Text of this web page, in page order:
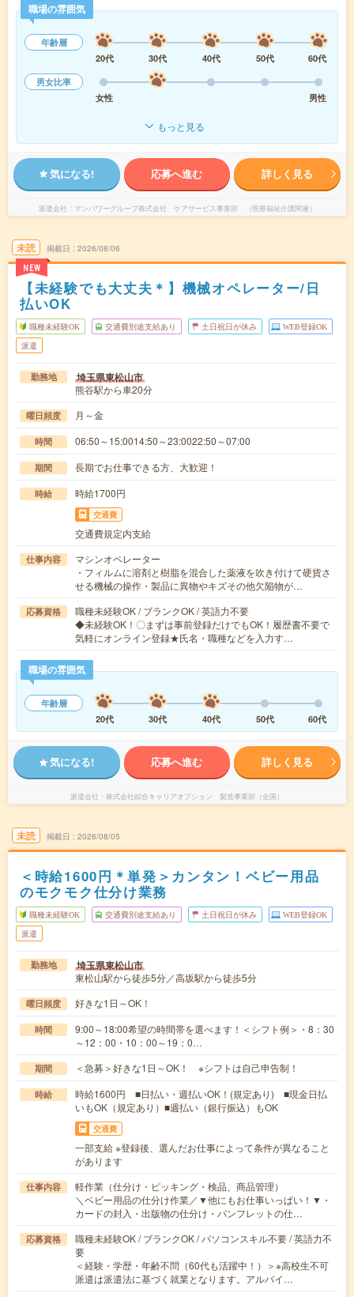
職場の雰囲気
年齢層
20代
30代 40代 50代
60代
男女比率
女性
男性
もっと見る
気になる! 応募へ進む 詳しく見る
派遣会社 マンパワーグループ株式会社 ケアサービス事業部 （医療福祉介護関連）
未読
NEW
掲載日 2026/08/06
【未経験でも大丈夫＊】機械オペレーター/日
払いOK
職種未経験OK 交通費別途支給あり 土日祝日が休み WEB登録OK
派遣
勤務地 埼玉県東松山市
熊谷駅から車20分
曜日頻度 月～金
時間 06:50～15:0014:50～23:0022:50～07:00
期間 長期でお仕事できる方、大歓迎！
時給 時給1700円
交通費
交通費規定内支給
仕事内容
マシンオペレーター
・フィルムに溶剤と樹脂を混合した薬液を吹き付けて硬貨さ
せる機械の操作・製品に異物やキズその他欠陥物が…
応募資格
職種未経験OK / ブランクOK / 英語力不要
◆未経験OK！〇まずは事前登録だけでもOK！履歴書不要で
気軽にオンライン登録★氏名・職種などを入力す…
職場の雰囲気
年齢層
20代
30代 40代 50代 60代
気になる! 応募へ進む 詳しく見る
派遣会社 株式会社綜合キャリアオプション 製造事業部（全国）
未読 掲載日 2026/08/05
＜時給1600円＊単発＞カンタン！ベビー用品
のモクモク仕分け業務
職種未経験OK 交通費別途支給あり 土日祝日が休み WEB登録OK
派遣
勤務地 埼玉県東松山市
東松山駅から徒歩5分／高坂駅から徒歩5分
曜日頻度 好きな1日～OK！
時間
9:00～18:00希望の時間帯を選べます！＜シフト例＞・8：30
～12：00・10：00～19：0…
期間 ＜急募＞好きな1日～OK！ ※シフトは自己申告制！
時給
時給1600円 ■日払い・週払いOK！(規定あり) ■現金日払
いもOK（規定あり）■週払い（銀行振込）もOK
交通費
一部支給 ※登録後、選んだお仕事によって条件が異なること
があります
仕事内容
軽作業（仕分け・ピッキング・検品、商品管理）
＼ベビー用品の仕分け作業／▼他にもお仕事いっぱい！▼・
カードの封入・出版物の仕分け・パンフレットの仕…
応募資格
職種未経験OK / ブランクOK / パソコンスキル不要 / 英語力不
要
＜経験・学歴・年齢不問（60代も活躍中！）＞※高校生不可
派遣は派遣法に基づく就業となります。アルバイ…